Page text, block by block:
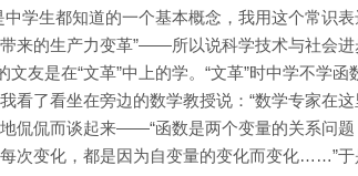
中学生都知道的一个基本概念，我用这个常识
来的生产力变革”——所以说科学技术与社会进
文友是在“文革”中上的学。“文革”时中学不学
看了看坐在旁边的数学教授说：“数学专家在
侃侃而谈起来——“函数是两个变量的关系问
次变化，都是因为自变量的变化而变化……”